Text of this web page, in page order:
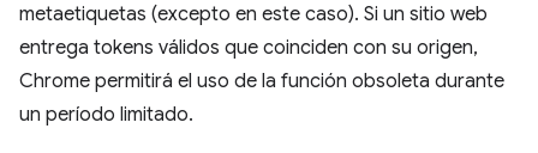
metaetiquetas (excepto en este caso). Si un sitio web
entrega tokens válidos que coinciden con su origen,
Chrome permitirá el uso de la función obsoleta durante
un período limitado.